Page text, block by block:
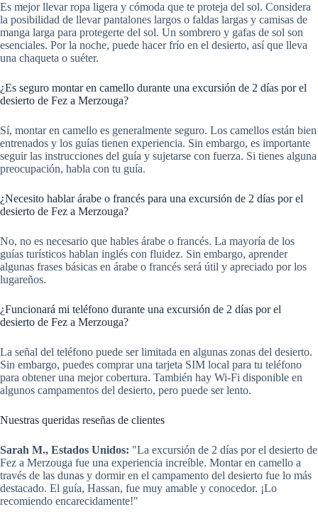
Es mejor llevar ropa ligera y cómoda que te proteja del sol. Considera
la posibilidad de llevar pantalones largos o faldas largas y camisas de
manga larga para protegerte del sol. Un sombrero y gafas de sol son
esenciales. Por la noche, puede hacer frío en el desierto, así que lleva
una chaqueta o suéter.
¿Es seguro montar en camello durante una excursión de 2 días por el
desierto de Fez a Merzouga?
Sí, montar en camello es generalmente seguro. Los camellos están bien
entrenados y los guías tienen experiencia. Sin embargo, es importante
seguir las instrucciones del guía y sujetarse con fuerza. Si tienes alguna
preocupación, habla con tu guía.
¿Necesito hablar árabe o francés para una excursión de 2 días por el
desierto de Fez a Merzouga?
No, no es necesario que hables árabe o francés. La mayoría de los
guías turísticos hablan inglés con fluidez. Sin embargo, aprender
algunas frases básicas en árabe o francés será útil y apreciado por los
lugareños.
¿Funcionará mi teléfono durante una excursión de 2 días por el
desierto de Fez a Merzouga?
La señal del teléfono puede ser limitada en algunas zonas del desierto.
Sin embargo, puedes comprar una tarjeta SIM local para tu teléfono
para obtener una mejor cobertura. También hay Wi-Fi disponible en
algunos campamentos del desierto, pero puede ser lento.
Nuestras queridas reseñas de clientes
Sarah M., Estados Unidos: "La excursión de 2 días por el desierto de
Fez a Merzouga fue una experiencia increíble. Montar en camello a
través de las dunas y dormir en el campamento del desierto fue lo más
destacado. El guía, Hassan, fue muy amable y conocedor. ¡Lo
recomiendo encarecidamente!"